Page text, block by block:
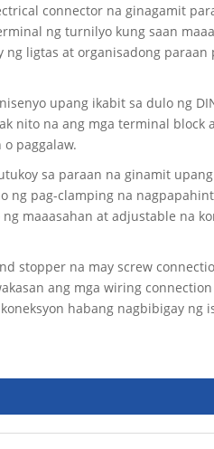
connector na ginagamit
ng turnilyo kung saan
ligtas at organisadong paraan
upang ikabit sa dulo ng
nito na ang mga terminal block
paggalaw.
sa paraan na ginamit
ng pag-clamping na
maaasahan at adjustable na
stopper na may screw
ang mga wiring
habang nagbibigay ng